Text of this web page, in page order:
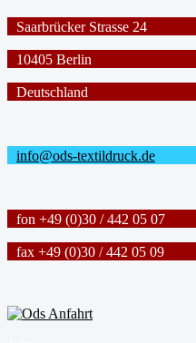
Saarbrücker Strasse 24
10405 Berlin
Deutschland
info@ods-textildruck.de
fon +49 (0)30 / 442 05 07
fax +49 (0)30 / 442 05 09